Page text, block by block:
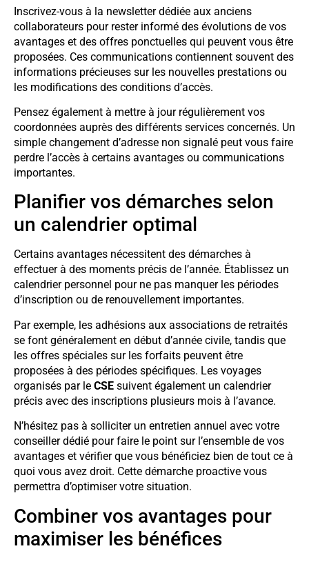
Inscrivez-vous à la newsletter dédiée aux anciens
collaborateurs pour rester informé des évolutions de vos
avantages et des offres ponctuelles qui peuvent vous être
proposées. Ces communications contiennent souvent des
informations précieuses sur les nouvelles prestations ou
les modifications des conditions d’accès.
Pensez également à mettre à jour régulièrement vos
coordonnées auprès des différents services concernés. Un
simple changement d’adresse non signalé peut vous faire
perdre l’accès à certains avantages ou communications
importantes.
Planifier vos démarches selon
un calendrier optimal
Certains avantages nécessitent des démarches à
effectuer à des moments précis de l’année. Établissez un
calendrier personnel pour ne pas manquer les périodes
d’inscription ou de renouvellement importantes.
Par exemple, les adhésions aux associations de retraités
se font généralement en début d’année civile, tandis que
les offres spéciales sur les forfaits peuvent être
proposées à des périodes spécifiques. Les voyages
organisés par le CSE suivent également un calendrier
précis avec des inscriptions plusieurs mois à l’avance.
N’hésitez pas à solliciter un entretien annuel avec votre
conseiller dédié pour faire le point sur l’ensemble de vos
avantages et vérifier que vous bénéficiez bien de tout ce à
quoi vous avez droit. Cette démarche proactive vous
permettra d’optimiser votre situation.
Combiner vos avantages pour
maximiser les bénéfices